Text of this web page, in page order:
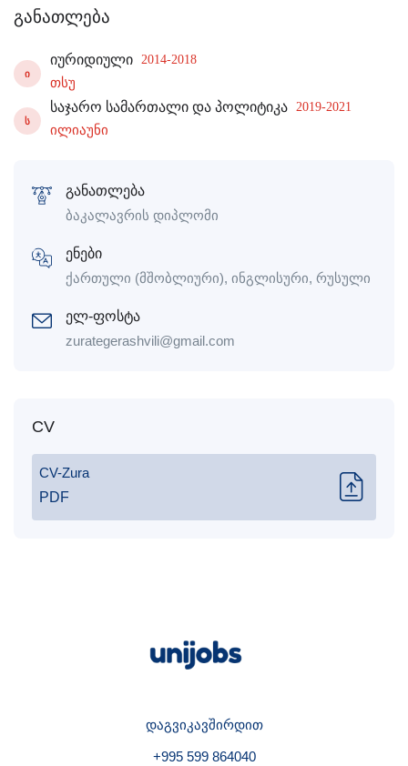
განათლება
Ი
იურიდიული 2014-2018
თსუ
Ს
საჯარო სამართალი და პოლიტიკა 2019-2021
ილიაუნი
განათლება
ბაკალავრის დიპლომი
ენები
ქართული (მშობლიური), ინგლისური, რუსული
ელ-ფოსტა
zurategerashvili@gmail.com
CV
CV-Zura
PDF
დაგვიკავშირდით
+995 599 864040